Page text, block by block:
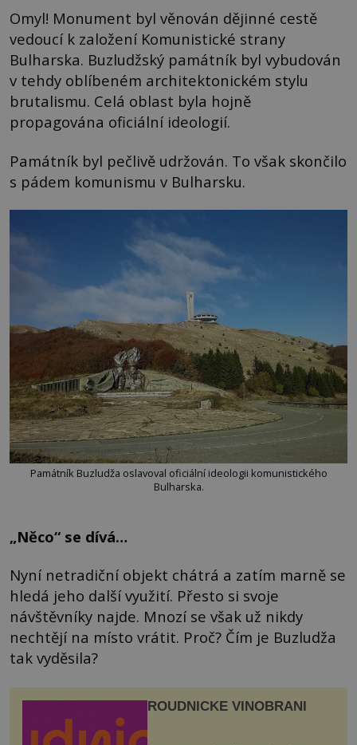
Omyl! Monument byl věnován dějinné cestě
vedoucí k založení Komunistické strany
Bulharska. Buzludžský památník byl vybudován
v tehdy oblíbeném architektonickém stylu
brutalismu. Celá oblast byla hojně
propagována oficiální ideologií.
Památník byl pečlivě udržován. To však skončilo
s pádem komunismu v Bulharsku.
Památník Buzludža oslavoval oficiální ideologii komunistického
Bulharska.
„Něco“ se dívá…
Nyní netradiční objekt chátrá a zatím marně se
hledá jeho další využití. Přesto si svoje
návštěvníky najde. Mnozí se však už nikdy
nechtějí na místo vrátit. Proč? Čím je Buzludža
tak vyděsila?
ROUDNICKÉ VINOBRANÍ